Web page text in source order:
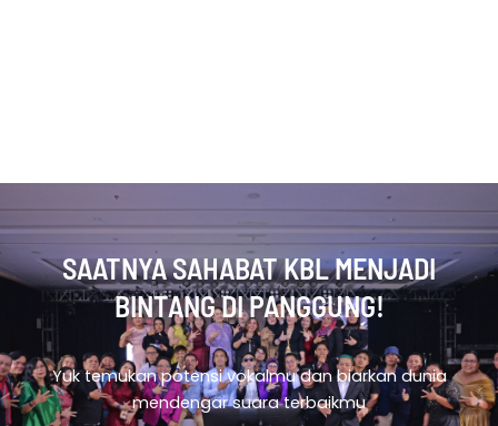
SAATNYA SAHABAT KBL MENJADI
BINTANG DI PANGGUNG!
Yuk temukan potensi vokalmu dan biarkan dunia
mendengar suara terbaikmu